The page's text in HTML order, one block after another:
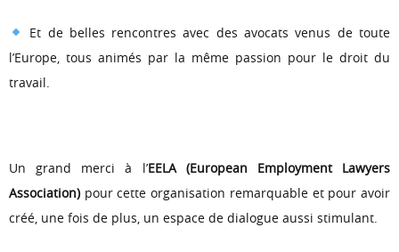
Et de belles rencontres avec des avocats venus de toute
l’Europe, tous animés par la même passion pour le droit du
travail.
Un grand merci à l’EELA (European Employment Lawyers
Association)pour cette organisation remarquable et pour avoir
créé, une fois de plus, un espace de dialogue aussi stimulant.